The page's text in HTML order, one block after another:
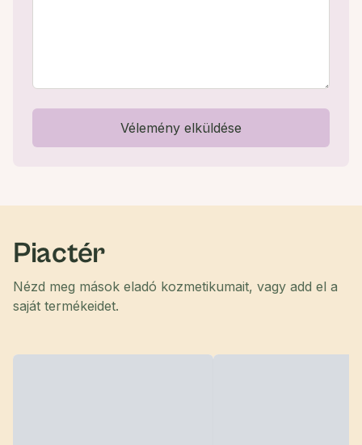
Vélemény elküldése
Piactér
Nézd meg mások eladó kozmetikumait, vagy add el a
saját termékeidet.